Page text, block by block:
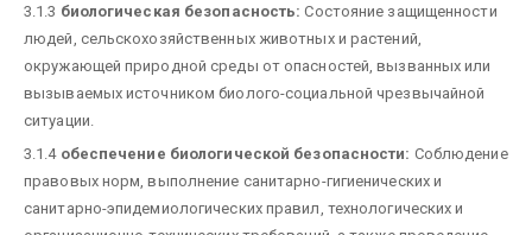
3.1.3 биологическая безопасность: Состояние защищенности
людей, сельскохозяйственных животных и растений,
окружающей природной среды от опасностей, вызванных или
вызываемых источником биолого-социальной чрезвычайной
ситуации.
3.1.4обеспечение биологической безопасности: Соблюдение
правовых норм, выполнение санитарно-гигиенических и
санитарно-эпидемиологических правил, технологических и